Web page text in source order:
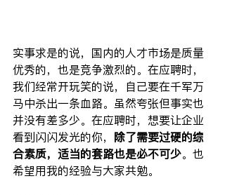
实事求是的说，国内的人才市场是质量
优秀的，也是竞争激烈的。在应聘时，
我们经常开玩笑的说，自己要在千军万
马中杀出一条血路。虽然夸张但事实也
并没有差多少。在应聘时，想要让企业
看到闪闪发光的你， 除了需要过硬的综
合素质，适当的套路也是必不可少。也
希望用我的经验与大家共勉。